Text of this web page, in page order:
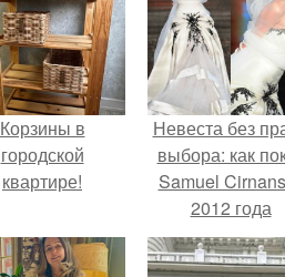
Корзины в
городской
квартире!
Невеста без
выбора: как
Samuel
2012 года
превратил
в манифест